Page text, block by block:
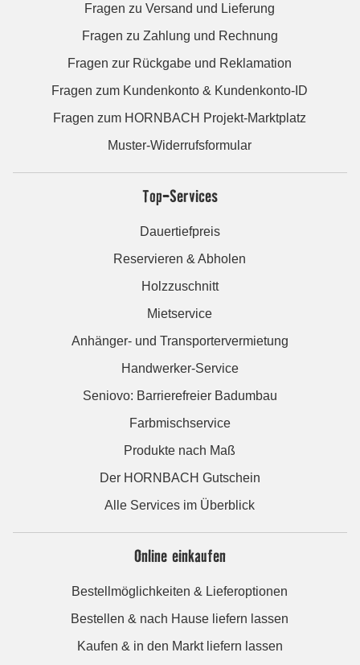
Fragen zu Versand und Lieferung
Fragen zu Zahlung und Rechnung
Fragen zur Rückgabe und Reklamation
Fragen zum Kundenkonto & Kundenkonto-ID
Fragen zum HORNBACH Projekt-Marktplatz
Muster-Widerrufsformular
Top-Services
Dauertiefpreis
Reservieren & Abholen
Holzzuschnitt
Mietservice
Anhänger- und Transportervermietung
Handwerker-Service
Seniovo: Barrierefreier Badumbau
Farbmischservice
Produkte nach Maß
Der HORNBACH Gutschein
Alle Services im Überblick
Online einkaufen
Bestellmöglichkeiten & Lieferoptionen
Bestellen & nach Hause liefern lassen
Kaufen & in den Markt liefern lassen